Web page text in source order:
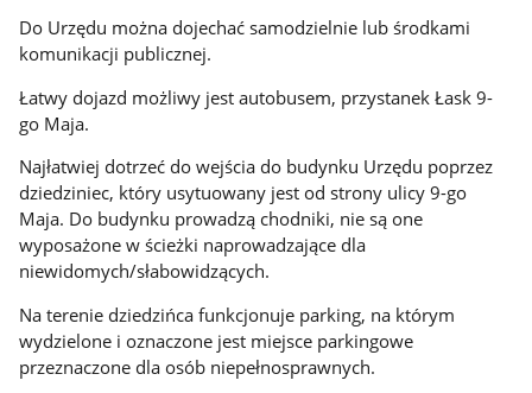
Do Urzędu można dojechać samodzielnie lub środkami
komunikacji publicznej.
Łatwy dojazd możliwy jest autobusem, przystanek Łask 9-
go Maja.
Najłatwiej dotrzeć do wejścia do budynku Urzędu poprzez
dziedziniec, który usytuowany jest od strony ulicy 9-go
Maja. Do budynku prowadzą chodniki, nie są one
wyposażone w ścieżki naprowadzające dla
niewidomych/słabowidzących.
Na terenie dziedzińca funkcjonuje parking, na którym
wydzielone i oznaczone jest miejsce parkingowe
przeznaczone dla osób niepełnosprawnych.